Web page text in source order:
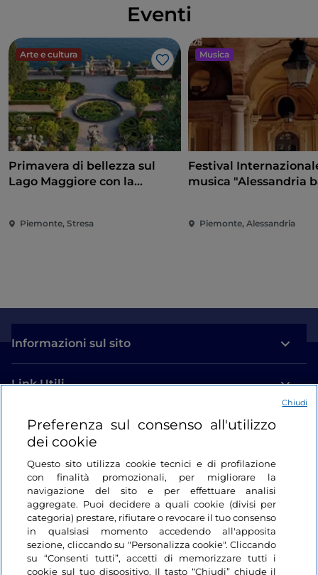
https://www.santuariodioropa.it/
Eventi
Arte e cultura
Like
Primavera di bellezza sul
Lago Maggiore con la
Piemonte, Stresa
Musica
Festival
musica "Alessandria
Piemonte, Alessandria
Informazioni sul sito
Link Utili
Login
Preferenza sul consenso all'utilizzo
dei cookie
Questo sito utilizza cookie tecnici e di profilazione
con finalità promozionali, per migliorare la
navigazione del sito e per effettuare analisi
aggregate. Puoi decidere a quali cookie (divisi per
categoria) prestare, rifiutare o revocare il tuo consenso
in qualsiasi momento accedendo all'apposita
sezione, cliccando su "Personalizza cookie". Cliccando
su “Consenti tutti”, accetti di memorizzare tutti i
cookie sul tuo dispositivo. Il tasto “Chiudi” chiude il
Chiudi